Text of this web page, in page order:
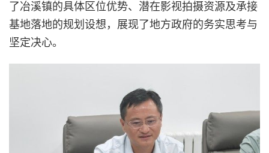
了冶溪镇的具体区位优势、潜在影视拍摄资源及承接
基地落地的规划设想，展现了地方政府的务实思考与
坚定决心。